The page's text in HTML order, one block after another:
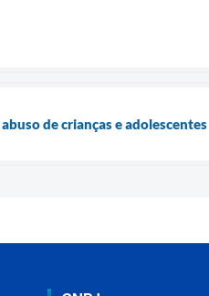
de crianças e adolescentes